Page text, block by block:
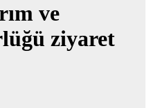
ve
ziyaret